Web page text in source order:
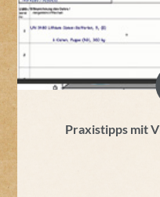
Praxistipps mit